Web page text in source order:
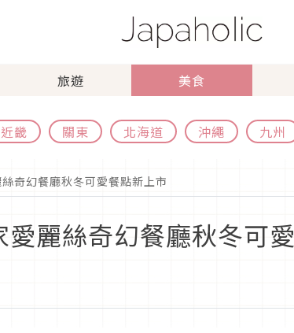
旅遊 美食
畿 關東 北海道 沖繩 九州
奇幻餐廳秋冬可愛餐點新上市
麗絲奇幻餐廳秋冬可